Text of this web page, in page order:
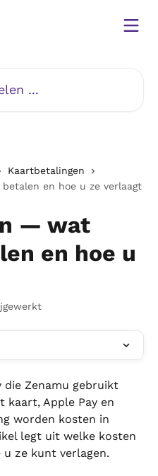
Kaartbetalingen
en hoe u ze verlaagt
— wat
en hoe u
die Zenamu gebruikt
kaart, Apple Pay en
worden kosten in
legt uit welke kosten
ze kunt verlagen.